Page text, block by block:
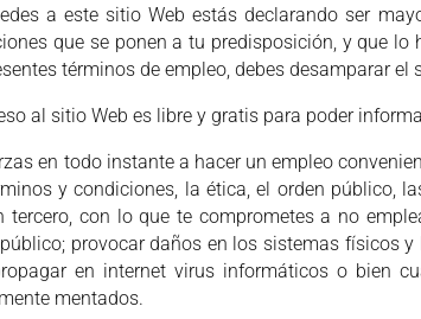
a este sitio Web estás declarando ser
que se ponen a tu predisposición, y que
términos de empleo, debes desamparar el
al sitio Web es libre y gratis para poder
en todo instante a hacer un empleo
y condiciones, la ética, el orden público,
tercero, con lo que te comprometes a no
provocar daños en los sistemas físicos y
en internet virus informáticos o bien
mentados.